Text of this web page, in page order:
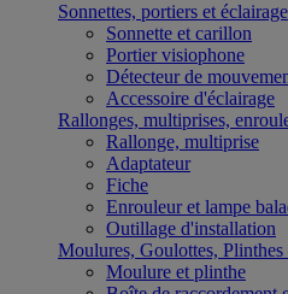
Sonnettes, portiers et éclairage
Sonnette et carillon
Portier visiophone
Détecteur de
Accessoire d'éclairage
Rallonges, multiprises,
Rallonge, multiprise
Adaptateur
Fiche
Enrouleur et lampe
Outillage d'installation
Moulures, Goulottes, Plinthes
Moulure et plinthe